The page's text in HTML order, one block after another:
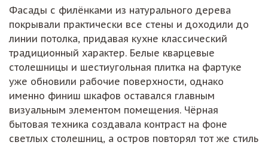
Фасады с филёнками из натурального дерева
покрывали практически все стены и доходили до
линии потолка, придавая кухне классический
традиционный характер. Белые кварцевые
столешницы и шестиугольная плитка на фартуке
уже обновили рабочие поверхности, однако
именно финиш шкафов оставался главным
визуальным элементом помещения. Чёрная
бытовая техника создавала контраст на фоне
светлых столешниц, а остров повторял тот же стиль